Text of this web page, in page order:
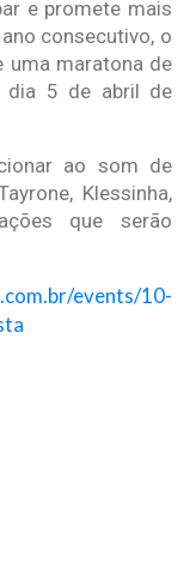
e promete mais
consecutivo, o
uma maratona de
dia 5 de abril de
ao som de
Klessinha,
que serão
events/10-